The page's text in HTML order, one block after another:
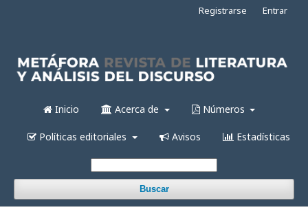
Inicio Acerca de Números
Políticas editoriales Avisos Estadísticas
Buscar
Registrarse Entrar